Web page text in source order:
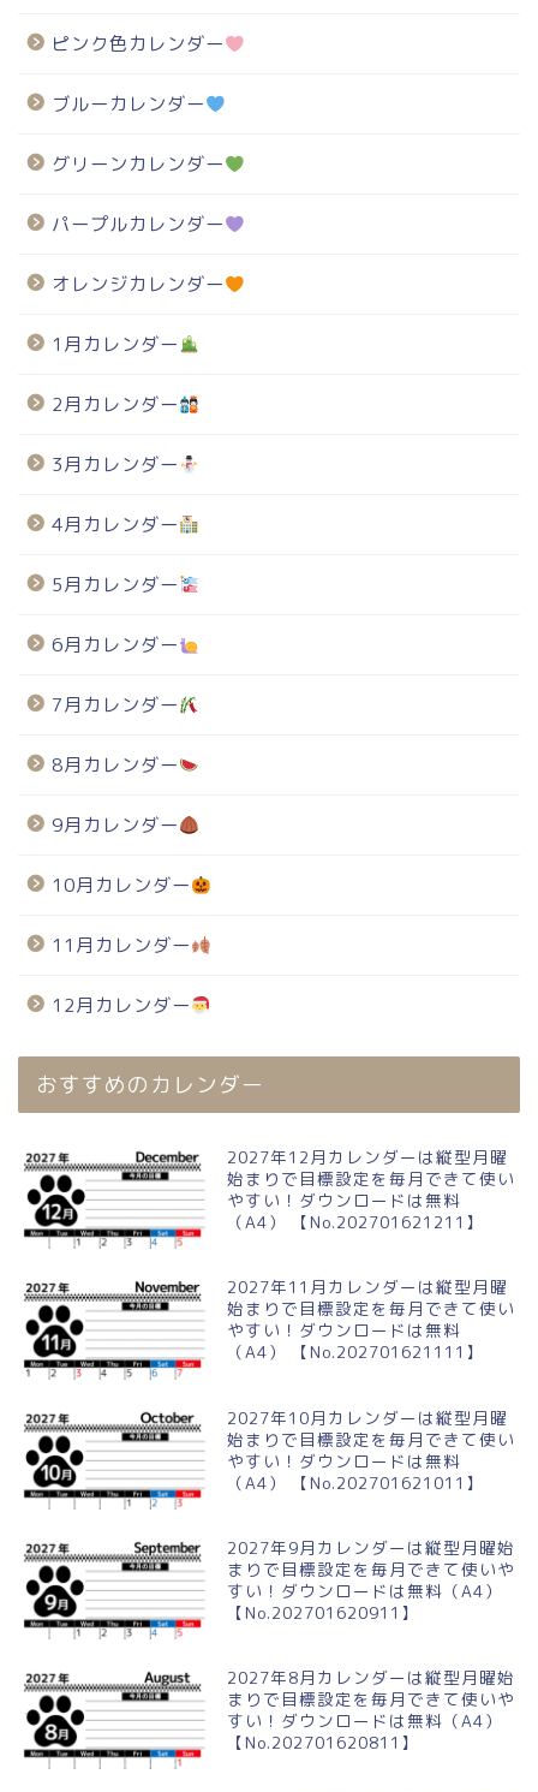
ピンク色カレンダー
ブルーカレンダー
グリーンカレンダー
パープルカレンダー
オレンジカレンダー
1月カレンダー
2月カレンダー
3月カレンダー
4月カレンダー
5月カレンダー
6月カレンダー
7月カレンダー
8月カレンダー
9月カレンダー
10月カレンダー
11月カレンダー
12月カレンダー
おすすめのカレンダー
2027年12月カレンダーは縦型月曜
始まりで目標設定を毎月できて使い
やすい！ダウンロードは無料
（A4） 【No.202701621211】
2027年11月カレンダーは縦型月曜
始まりで目標設定を毎月できて使い
やすい！ダウンロードは無料
（A4） 【No.202701621111】
2027年10月カレンダーは縦型月曜
始まりで目標設定を毎月できて使い
やすい！ダウンロードは無料
（A4） 【No.202701621011】
2027年9月カレンダーは縦型月曜始
まりで目標設定を毎月できて使いや
すい！ダウンロードは無料（A4）
【No.202701620911】
2027年8月カレンダーは縦型月曜始
まりで目標設定を毎月できて使いや
すい！ダウンロードは無料（A4）
【No.202701620811】